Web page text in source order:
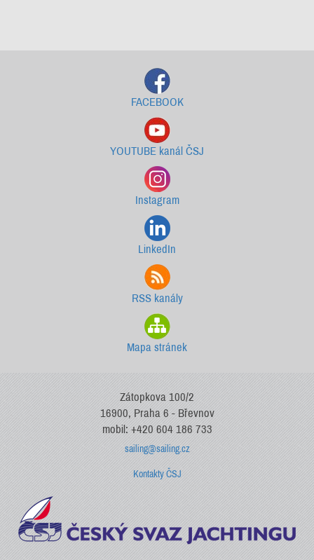
FACEBOOK
YOUTUBE kanál ČSJ
Instagram
LinkedIn
RSS kanály
Mapa stránek
Zátopkova 100/2
16900, Praha 6 - Břevnov
mobil: +420 604 186 733
sailing@sailing.cz
Kontakty ČSJ